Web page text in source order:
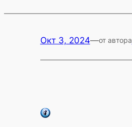
Окт 3, 2024—от автора